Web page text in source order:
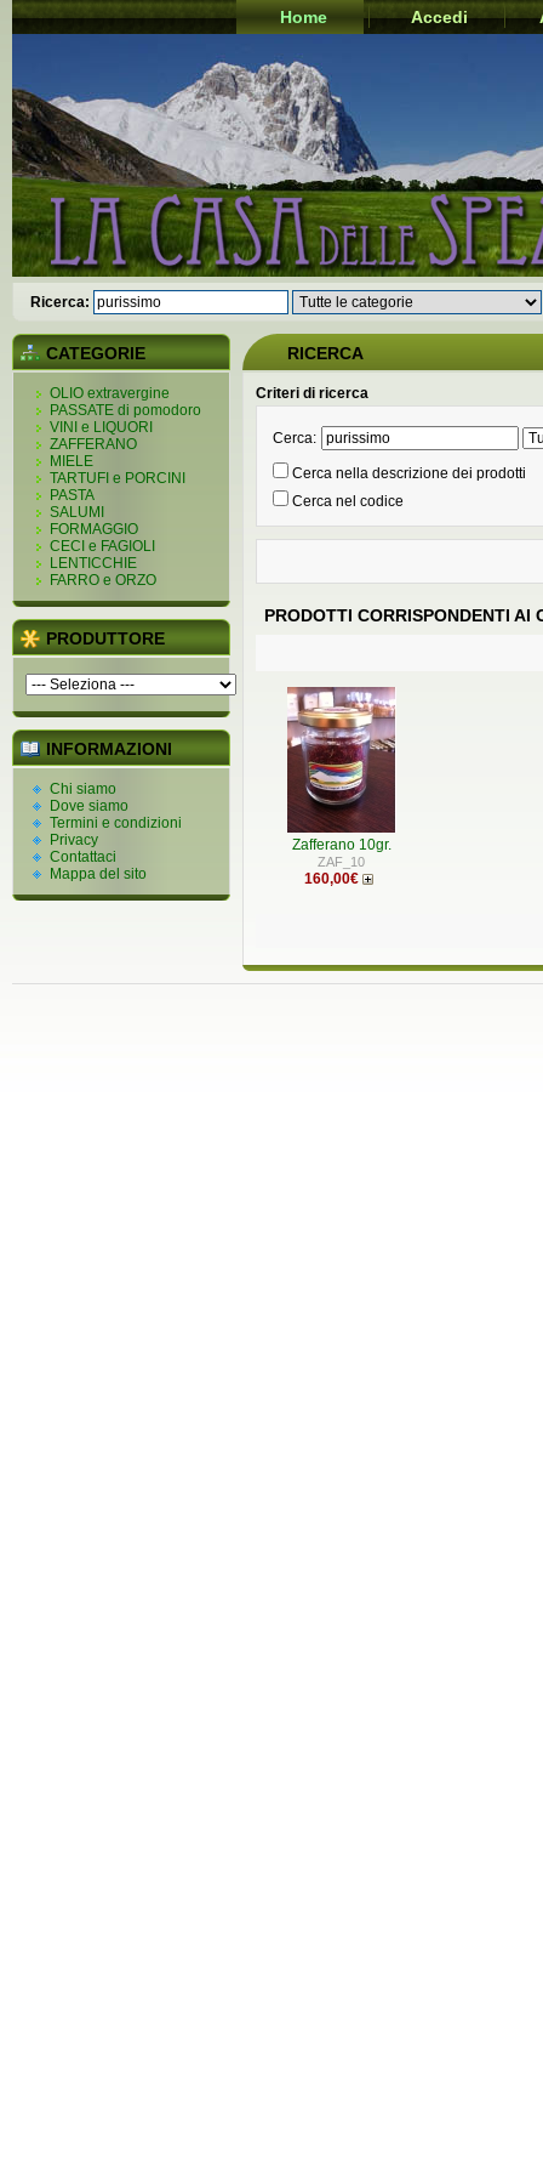
Home Accedi
Ricerca:
CATEGORIE
OLIO extravergine
PASSATE di pomodoro
VINI e LIQUORI
ZAFFERANO
MIELE
TARTUFI e PORCINI
PASTA
SALUMI
FORMAGGIO
CECI e FAGIOLI
LENTICCHIE
FARRO e ORZO
PRODUTTORE
INFORMAZIONI
Chi siamo
Dove siamo
Termini e condizioni
Privacy
Contattaci
Mappa del sito
RICERCA
Criteri di ricerca
Cerca:
Cerca nella descrizione dei prodotti
Cerca nel codice
PRODOTTI CORRISPONDENTI AI
Zafferano 10gr.
ZAF_10
160,00€